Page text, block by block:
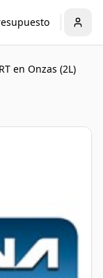
en Onzas (2L)